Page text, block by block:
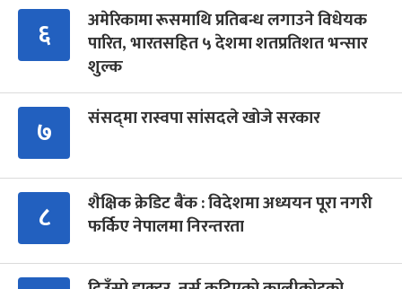
६
अमेरिकामा रूसमाथि प्रतिबन्ध लगाउने विधेयक
पारित, भारतसहित ५ देशमा शतप्रतिशत भन्सार
शुल्क
७ संसद्‍मा रास्वपा सांसदले खोजे सरकार
८
शैक्षिक क्रेडिट बैंक : विदेशमा अध्ययन पूरा नगरी
फर्किए नेपालमा निरन्तरता